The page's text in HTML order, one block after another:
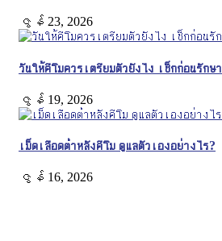
ဇွန် 23, 2026
วันให้คีโมควรเตรียมตัวยังไง เช็กก่อนรักษา
ဇွန် 19, 2026
เม็ดเลือดต่ำหลังคีโม ดูแลตัวเองอย่างไร?
ဇွန် 16, 2026